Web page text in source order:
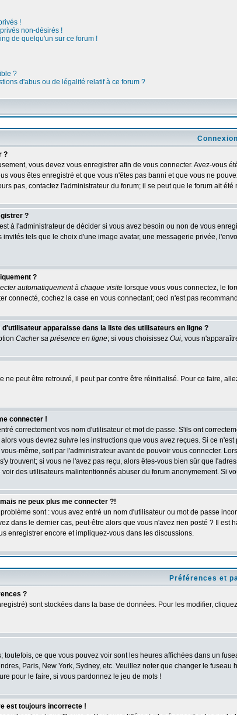
!
non-désirés !
de quelqu'un sur ce forum !
?
d'abus ou de légalité relatif à ce forum ?
?
vous devez vous enregistrer afin de vous connecter. Avez-
vous êtes enregistré et que vous n'êtes pas banni et que vous ne
pas, contactez l'administrateur du forum; il se peut que le forum ait été
?
à l'administrateur de décider si vous avez besoin ou non de vous
tels que le choix d'une image avatar, une messagerie privée,
?
automatiquement à chaque visite lorsque vous vous connectez, le
connecté, cochez la case en vous connectant; ceci n'est pas
apparaisse dans la liste des utilisateurs en ligne ?
Cacher sa présence en ligne; si vous choisissez Oui, vous
ne peut être retrouvé, il peut par contre être réinitialisé. Pour ce faire,
connecter !
correctement vos nom d'utilisateur et mot de passe. S'ils ont
vous devrez suivre les instructions que vous avez reçues. Si ce
même, soit par l'administrateur avant de pouvoir vous connecter.
trouvent; si vous ne l'avez pas reçu, alors êtes-vous bien sûr que
des utilisateurs malintentionnés abuser du forum anonymement. Si
ne peux plus me connecter ?!
sont : vous avez entré un nom d'utilisateur ou mot de passe
dans le dernier cas, peut-être alors que vous n'avez rien posté ? Il
enregistrer encore et impliquez-vous dans les discussions.
Préférences et
?
sont stockées dans la base de données. Pour les modifier,
toutefois, ce que vous pouvez voir sont les heures affichées dans un
Paris, New York, Sydney, etc. Veuillez noter que changer le
pour le faire, si vous pardonnez le jeu de mots !
est toujours incorrecte !